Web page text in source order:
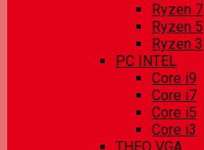
Ryzen 7
Ryzen 5
Ryzen 3
PC INTEL
Core i9
Core i7
Core i5
Core i3